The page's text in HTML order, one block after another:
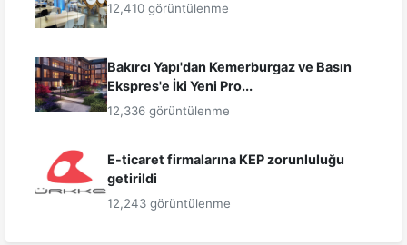
12,410 görüntülenme
Bakırcı Yapı'dan Kemerburgaz ve Basın
Ekspres'e İki Yeni Pro...
12,336 görüntülenme
E-ticaret firmalarına KEP zorunluluğu
getirildi
12,243 görüntülenme